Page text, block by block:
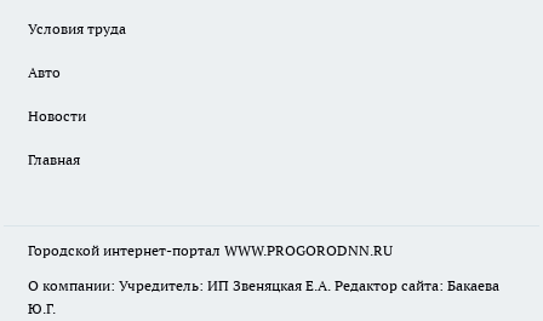
Условия труда
Авто
Новости
Главная
Городской интернет-портал WWW.PROGORODNN.RU
О компании: Учредитель: ИП Звеняцкая Е.А. Редактор сайта: Бакаева
Ю.Г.